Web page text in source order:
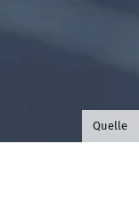
©B.G.
Quelle